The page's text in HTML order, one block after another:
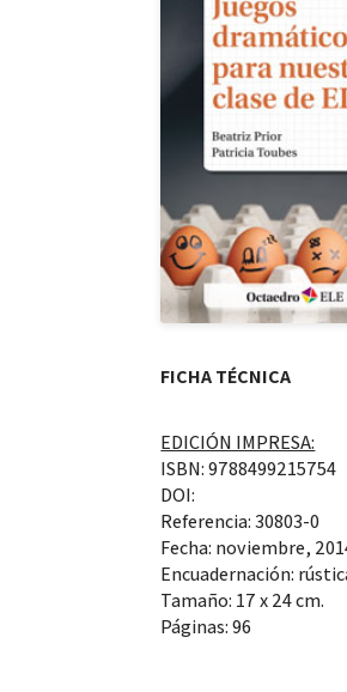
FICHA TÉCNICA
EDICIÓN IMPRESA:
ISBN: 9788499215754
DOI:
Referencia: 30803-0
Fecha: noviembre,
Encuadernación:
Tamaño: 17 x 24 cm.
Páginas: 96